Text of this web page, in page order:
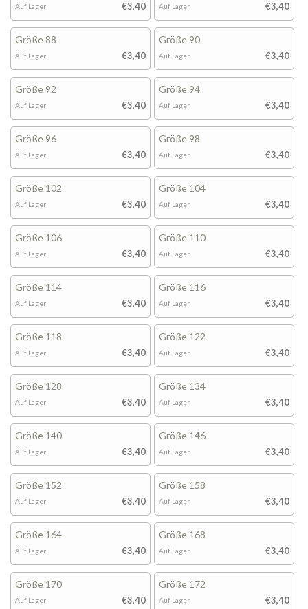
€3,40
Auf Lager €3,40
Auf Lager
Größe 88
€3,40
Auf Lager
Größe 90
€3,40
Auf Lager
Größe 92
€3,40
Auf Lager
Größe 94
€3,40
Auf Lager
Größe 96
€3,40
Auf Lager
Größe 98
€3,40
Auf Lager
Größe 102
€3,40
Auf Lager
Größe 104
€3,40
Auf Lager
Größe 106
€3,40
Auf Lager
Größe 110
€3,40
Auf Lager
Größe 114
€3,40
Auf Lager
Größe 116
€3,40
Auf Lager
Größe 118
€3,40
Auf Lager
Größe 122
€3,40
Auf Lager
Größe 128
€3,40
Auf Lager
Größe 134
€3,40
Auf Lager
Größe 140
€3,40
Auf Lager
Größe 146
€3,40
Auf Lager
Größe 152
€3,40
Auf Lager
Größe 158
€3,40
Auf Lager
Größe 164
€3,40
Auf Lager
Größe 168
€3,40
Auf Lager
Größe 170
€3,40
Auf Lager
Größe 172
€3,40
Auf Lager